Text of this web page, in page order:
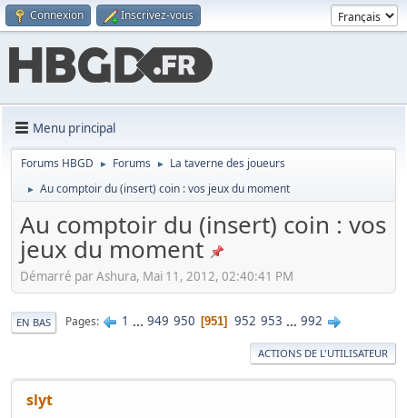
Connexion Inscrivez-vous
Menu principal
Forums HBGD ► Forums ► La taverne des joueurs
► Au comptoir du (insert) coin : vos jeux du moment
Au comptoir du (insert) coin : vos
jeux du moment
Démarré par Ashura, Mai 11, 2012, 02:40:41 PM
EN BAS Pages 1 ... 949 950 951 952 953 ... 992
ACTIONS DE L'UTILISATEUR
slyt